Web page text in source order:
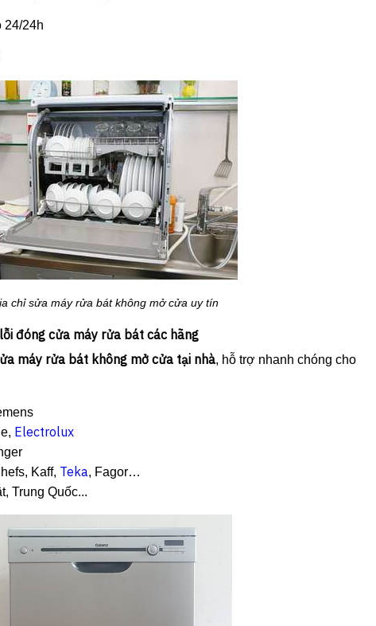
24/24h
chỉ sửa máy rửa bát không mở cửa uy tín
đóng cửa máy rửa bát các hãng
máy rửa bát không mở cửa tại nhà, hỗ trợ nhanh chóng cho
Electrolux
Kaff, Teka, Fagor…
Trung Quốc...